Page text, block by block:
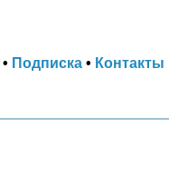
• Подписка• Контакты